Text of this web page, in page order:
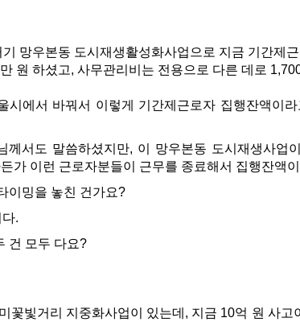
망우본동 도시재생활성화사업으로 지금 기간제
원 하셨고, 사무관리비는 전용으로 다른 데로
에서 바꿔서 이렇게 기간제근로자 집행잔액이
서도 말씀하셨지만, 이 망우본동 도시재생사업
가 이런 근로자분들이 근무를 종료해서 집행잔액
이밍을 놓친 건가요?
.
건 모두 다요?
꽃빛거리 지중화사업이 있는데, 지금 10억 원 사